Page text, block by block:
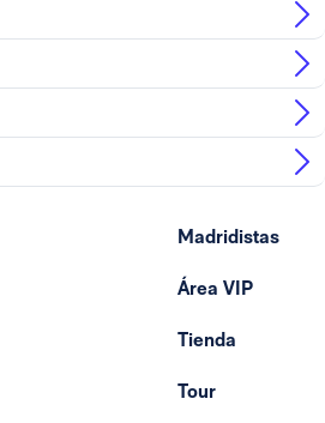
Madridistas
Área VIP
Tienda
Tour